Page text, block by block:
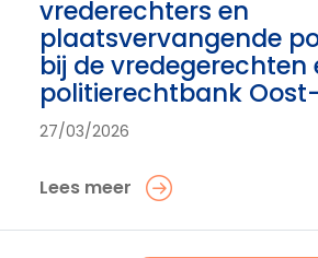
vrederechters en
plaatsvervangende
bij de vredegerechten
politierechtbank
27/03/2026
Lees meer